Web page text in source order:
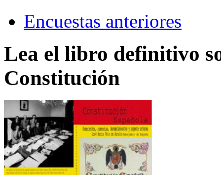
Encuestas anteriores
Lea el libro definitivo
Constitución